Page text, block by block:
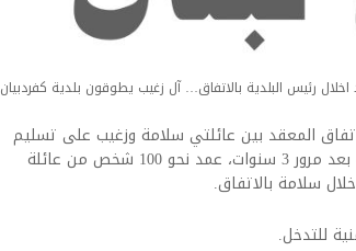
اخلال رئيس البلدية بالاتفاق… آل زغيب يطوقون بلدية كفردبيان
المعقد بين عائلتي سلامة وزغيب على تسليم
رئاسة البلدية لمرشح العائلة المحامي حبيب زغيب بعد مرور 3 سنوات، عمد نحو 100 شخص من عائلة
سلامة بالاتفاق.
للتدخل.